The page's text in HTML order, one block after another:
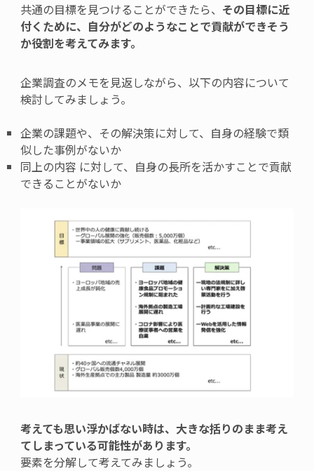
共通の目標を見つけることができたら、 その目標に近
付くために、自分がどのようなことで貢献ができそう
か役割を考えてみます。
企業調査のメモを見返しながら、以下の内容について
検討してみましょう。
企業の課題や、その解決策に対して、自身の経験で類
似した事例がないか
同上の内容 に対して、自身の長所を活かすことで貢献
できることがないか
考えても思い浮かばない時は、大きな括りのまま考え
てしまっている可能性があります。
要素を分解して考えてみましょう。